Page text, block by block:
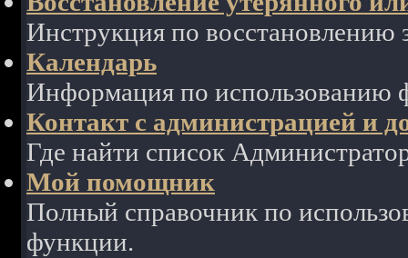
Инструкция по восстановлению
Календарь
Информация по использованию
Контакт с администрацией и
Где найти список
Мой помощник
Полный справочник по
функции.